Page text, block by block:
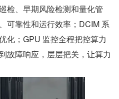
检、早期风险检测和量化管
可靠性和运行效率；DCIM 系
化；GPU 监控全程把控算力
故障响应，层层把关，让算力